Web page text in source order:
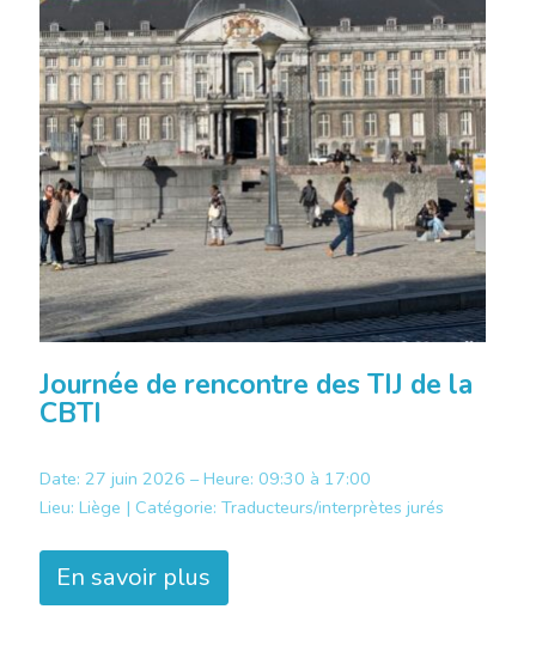
Journée de rencontre des TIJ de la
CBTI
Date: 27 juin 2026 – Heure: 09:30 à 17:00
Lieu: Liège | Catégorie: Traducteurs/interprètes jurés
En savoir plus